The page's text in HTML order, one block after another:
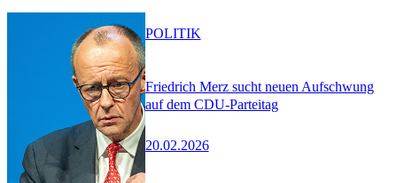
Friedrich Merz sucht neuen Aufschwung
auf dem CDU-Parteitag
20.02.2026
POLITIK